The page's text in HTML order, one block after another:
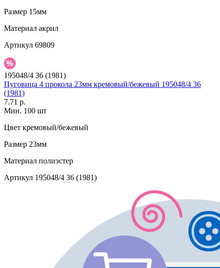
Размер 15мм
Материал акрил
Артикул 69809
195048/4 36 (1981)
Пуговица 4 прокола 23мм кремовый/бежевый 195048/4 36
(1981)
7.71 р.
Мин. 100 шт
Цвет кремовый/бежевый
Размер 23мм
Материал полиэстер
Артикул 195048/4 36 (1981)